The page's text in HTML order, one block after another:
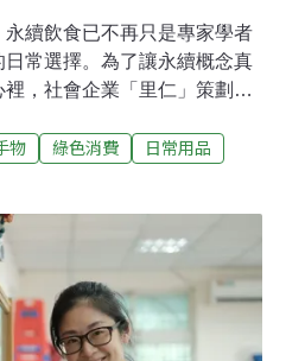
續飲食已不再只是專家學者
常選擇。為了讓永續概念真
，社會企業「里仁」策劃了
動任務，引導孩子與家長一
也重新思考「怎麼吃」才對
康飲食與環境永續意識的提
受到重視。社會企業「里仁」
年輕父母，對於孩子「吃什
求日益增加，但由於多數人
致推動食農教育面臨挑戰。
物 綠色消費
日常用品